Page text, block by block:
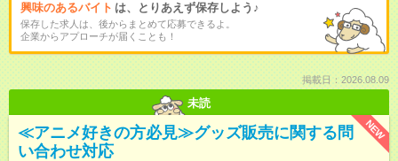
興味のあるバイト は、とりあえず保存しよう♪
保存した求人は、後からまとめて応募できるよ。
企業からアプローチが届くことも！
掲載日：2026.08.09
未読
NEW
≪アニメ好きの方必見≫グッズ販売に関する問
い合わせ対応